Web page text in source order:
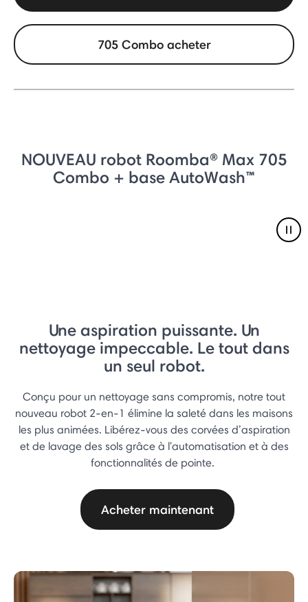
705 Combo acheter
NOUVEAU robot Roomba® Max 705
Combo + base AutoWash™
Une aspiration puissante. Un
nettoyage impeccable. Le tout dans
un seul robot.
Conçu pour un nettoyage sans compromis, notre tout
nouveau robot 2-en-1 élimine la saleté dans les maisons
les plus animées. Libérez-vous des corvées d’aspiration
et de lavage des sols grâce à l'automatisation et à des
fonctionnalités de pointe.
Acheter maintenant